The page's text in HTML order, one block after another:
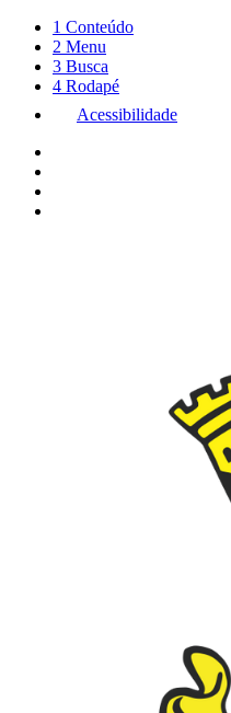
1 Conteúdo
2 Menu
3 Busca
4 Rodapé
Acessibilidade